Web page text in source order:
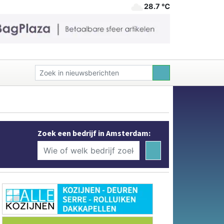
28.7 ℃
Zoek een bedrijf in Amsterdam: